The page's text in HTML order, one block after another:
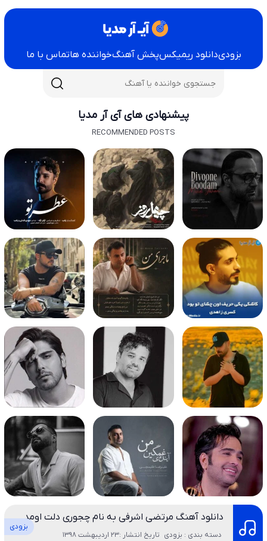
بزودیدانلود ریمیکسپخش آهنگخواننده هاتماس با ما
پیشنهادی های آی آر مدیا
RECOMMENDED POSTS
دانلود آهنگ مرتضی اشرفی به نام چجوری دلت اومد
بزودی
دسته بندی : بزودی تاریخ انتشار :23 اردیبهشت 1398